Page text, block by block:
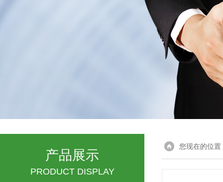
产品展示
PRODUCT DISPLAY
您现在的位置